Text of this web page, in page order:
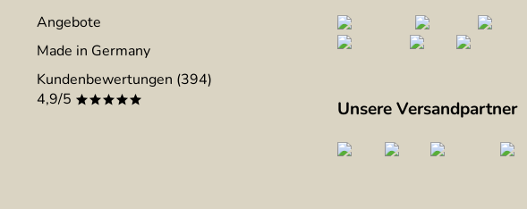
Angebote
Made in Germany
Kundenbewertungen (394)
4,9/5 ***** Unsere Versandpartner